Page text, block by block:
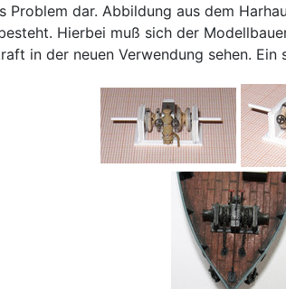
dar. Abbildung aus dem
Hierbei muß sich der
in der neuen Verwendung sehen.